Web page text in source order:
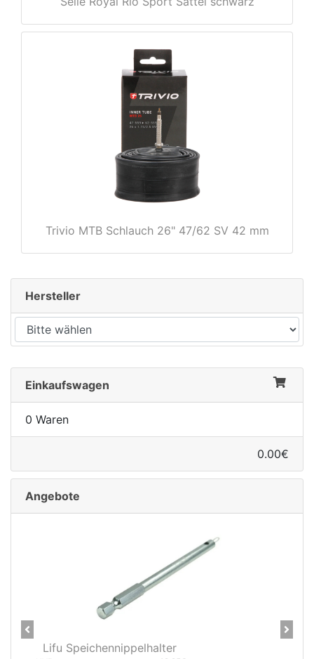
Trivio MTB Schlauch 26" 47/62 SV 42 mm
Hersteller
Einkaufswagen
0 Waren
0.00€
Angebote
Previous Next